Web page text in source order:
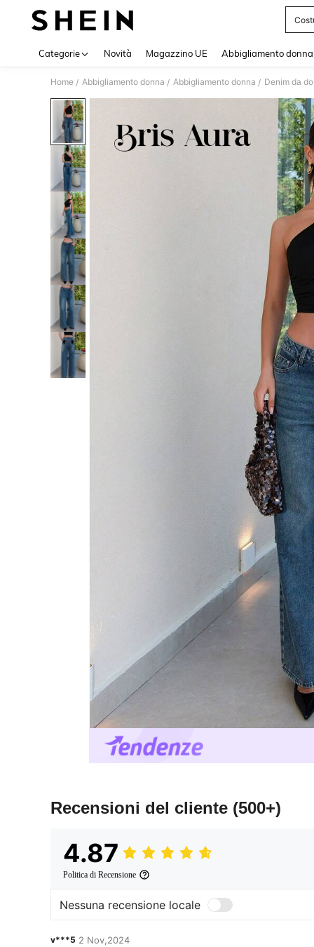
Categorie Novità Magazzino UE Abbigliamento donna
Home / Abbigliamento donna / Abbigliamento donna / Denim da
Recensioni del cliente (500+)
4.87
Politica di Recensione
Nessuna recensione locale
v***5 2 Nov,2024